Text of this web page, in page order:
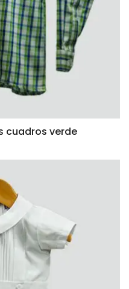
cuadros verde